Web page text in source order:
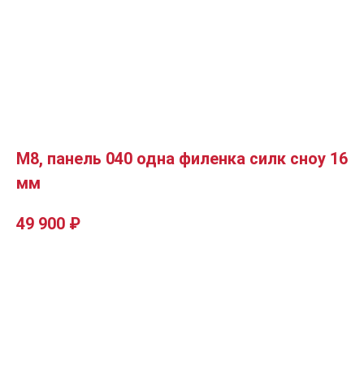
М8, панель 040 одна филенка силк сноу 16
мм
49 900 ₽